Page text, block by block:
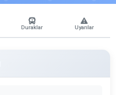
Duraklar Uyarılar